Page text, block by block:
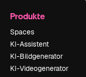
Produkte
Spaces
KI-Assistent
KI-Bildgenerator
KI-Videogenerator